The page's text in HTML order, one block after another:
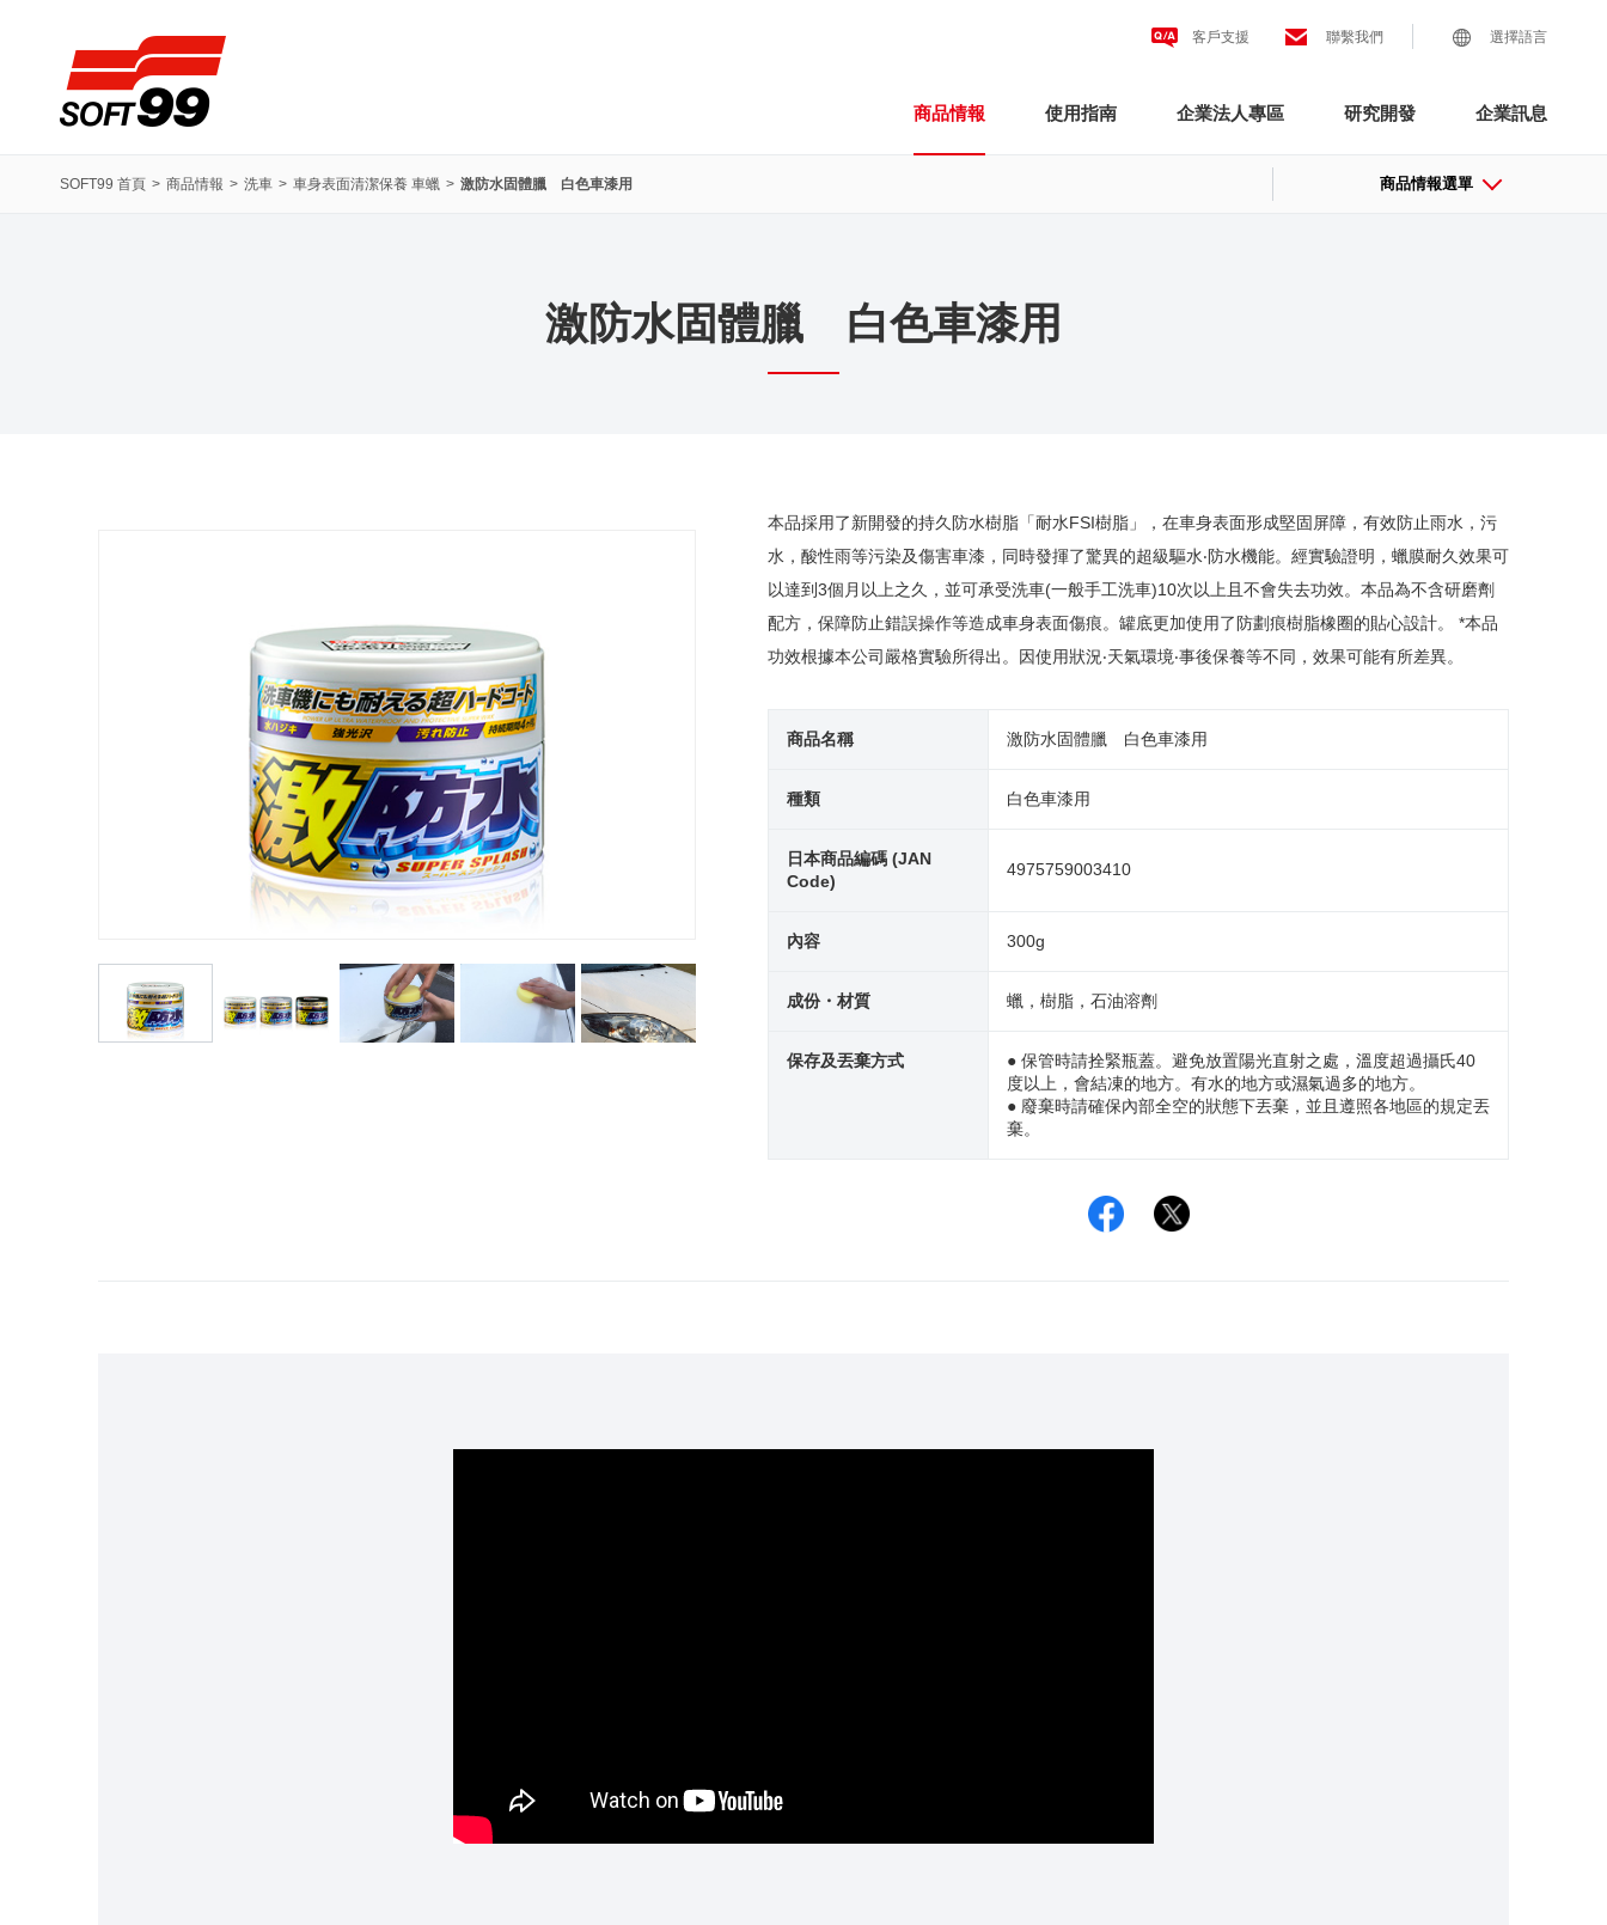
客戶支援 聯繫我們 選擇語言
商品情報 使用指南 企業法人專區 研究開發 企業訊息
SOFT99 首頁 商品情報 洗車 車身表面清潔保養 車蠟 激防水固體臘 白色車漆用 商品情報選單
激防水固體臘 白色車漆用
本品採用了新開發的持久防水樹脂「耐水FSI樹脂」，在車身表面形成堅固屏障，有效防止雨水，污
水，酸性雨等污染及傷害車漆，同時發揮了驚異的超級驅水‧防水機能。經實驗證明，蠟膜耐久效果可
以達到3個月以上之久，並可承受洗車(一般手工洗車)10次以上且不會失去功效。本品為不含研磨劑
配方，保障防止錯誤操作等造成車身表面傷痕。罐底更加使用了防劃痕樹脂橡圈的貼心設計。 *本品
功效根據本公司嚴格實驗所得出。因使用狀況‧天氣環境‧事後保養等不同，效果可能有所差異。
商品名稱 激防水固體臘 白色車漆用
種類 白色車漆用
日本商品編碼 (JAN
Code)
4975759003410
內容 300g
成份・材質 蠟，樹脂，石油溶劑
保存及丟棄方式
● 保管時請拴緊瓶蓋。避免放置陽光直射之處，溫度超過攝氏40
度以上，會結凍的地方。有水的地方或濕氣過多的地方。
● 廢棄時請確保內部全空的狀態下丟棄，並且遵照各地區的規定丟
棄。
Facebook